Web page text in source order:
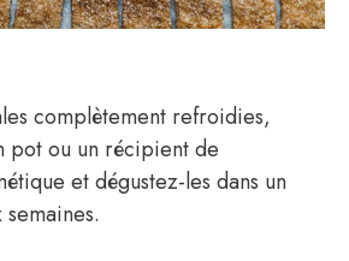
complètement refroidies,
pot ou un récipient de
et dégustez-les dans un